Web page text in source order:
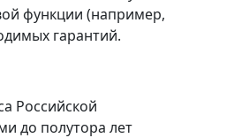
функции (например,
гарантий.
Российской
до полутора лет